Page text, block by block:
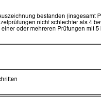
bestanden (insgesamt
nicht schlechter als 4
oder mehreren Prüfungen mit 5